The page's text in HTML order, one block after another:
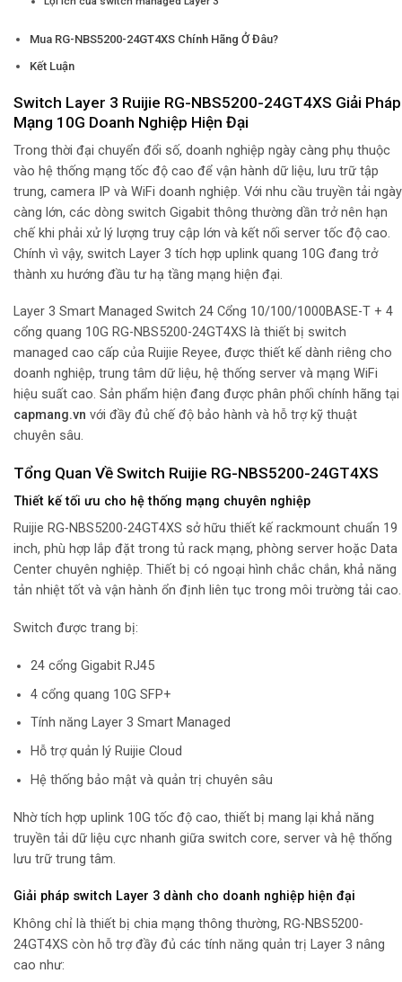
Mua RG-NBS5200-24GT4XS Chính Hãng Ở Đâu?
Kết Luận
Switch Layer 3 Ruijie RG-NBS5200-24GT4XS Giải Pháp
Mạng 10G Doanh Nghiệp Hiện Đại
Trong thời đại chuyển đổi số, doanh nghiệp ngày càng phụ thuộc
vào hệ thống mạng tốc độ cao để vận hành dữ liệu, lưu trữ tập
trung, camera IP và WiFi doanh nghiệp. Với nhu cầu truyền tải ngày
càng lớn, các dòng switch Gigabit thông thường dần trở nên hạn
chế khi phải xử lý lượng truy cập lớn và kết nối server tốc độ cao.
Chính vì vậy, switch Layer 3 tích hợp uplink quang 10G đang trở
thành xu hướng đầu tư hạ tầng mạng hiện đại.
Layer 3 Smart Managed Switch 24 Cổng 10/100/1000BASE-T + 4
cổng quang 10G RG-NBS5200-24GT4XS là thiết bị switch
managed cao cấp của Ruijie Reyee, được thiết kế dành riêng cho
doanh nghiệp, trung tâm dữ liệu, hệ thống server và mạng WiFi
hiệu suất cao. Sản phẩm hiện đang được phân phối chính hãng tại
capmang.vn với đầy đủ chế độ bảo hành và hỗ trợ kỹ thuật
chuyên sâu.
Tổng Quan Về Switch Ruijie RG-NBS5200-24GT4XS
Thiết kế tối ưu cho hệ thống mạng chuyên nghiệp
Ruijie RG-NBS5200-24GT4XS sở hữu thiết kế rackmount chuẩn 19
inch, phù hợp lắp đặt trong tủ rack mạng, phòng server hoặc Data
Center chuyên nghiệp. Thiết bị có ngoại hình chắc chắn, khả năng
tản nhiệt tốt và vận hành ổn định liên tục trong môi trường tải cao.
Switch được trang bị:
24 cổng Gigabit RJ45
4 cổng quang 10G SFP+
Tính năng Layer 3 Smart Managed
Hỗ trợ quản lý Ruijie Cloud
Hệ thống bảo mật và quản trị chuyên sâu
Nhờ tích hợp uplink 10G tốc độ cao, thiết bị mang lại khả năng
truyền tải dữ liệu cực nhanh giữa switch core, server và hệ thống
lưu trữ trung tâm.
Giải pháp switch Layer 3 dành cho doanh nghiệp hiện đại
Không chỉ là thiết bị chia mạng thông thường, RG-NBS5200-
24GT4XS còn hỗ trợ đầy đủ các tính năng quản trị Layer 3 nâng
cao như: